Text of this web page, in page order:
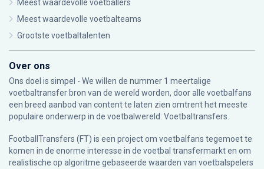
Meest waardevolle voetballers
Meest waardevolle voetbalteams
Grootste voetbaltalenten
Over ons
Ons doel is simpel - We willen de nummer 1 meertalige
voetbaltransfer bron van de wereld worden, door alle voetbalfans
een breed aanbod van content te laten zien omtrent het meeste
populaire onderwerp in de voetbalwereld: Voetbaltransfers.
FootballTransfers (FT) is een project om voetbalfans tegemoet te
komen in de enorme interesse in de voetbal transfermarkt en om
realistische op algoritme gebaseerde waarden van voetbalspelers